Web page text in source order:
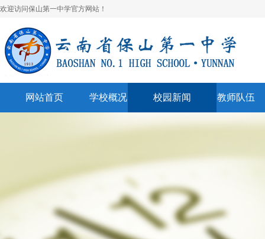
欢迎访问保山第一中学官方网站！
网站首页 学校概况
学校荣誉
联系我们
校园新闻 教师队伍